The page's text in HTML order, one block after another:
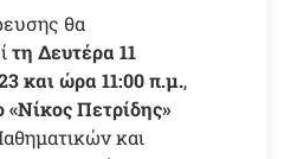
θα
τη Δευτέρα 11
και ώρα 11:00 π.μ.,
Πετρίδης»
και